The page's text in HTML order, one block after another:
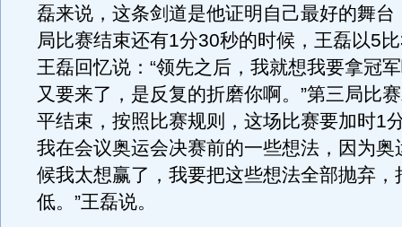
磊来说，这条剑道是他证明自己最好的舞台
局比赛结束还有1分30秒的时候，王磊以5
王磊回忆说：“领先之后，我就想我要拿冠
又要来了，是反复的折磨你啊。”第三局比
平结束，按照比赛规则，这场比赛要加时1
我在会议奥运会决赛前的一些想法，因为奥
候我太想赢了，我要把这些想法全部抛弃，
低。”王磊说。